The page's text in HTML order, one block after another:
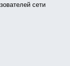
сети